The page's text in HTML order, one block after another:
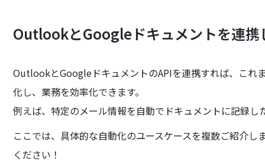
OutlookとGoogleドキュメントを連携
OutlookとGoogleドキュメントのAPIを連携すれば、これ
化し、業務を効率化できます。
例えば、特定のメール情報を自動でドキュメントに記録
ここでは、具体的な自動化のユースケースを複数ご紹介
ください！